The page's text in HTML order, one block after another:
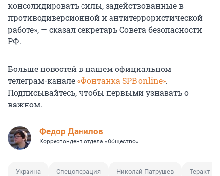
консолидировать силы, задействованные в
противодиверсионной и антитеррористической
работе», — сказал секретарь Совета безопасности
РФ.
Больше новостей в нашем официальном
телеграм-канале«Фонтанка SPB online».
Подписывайтесь, чтобы первыми узнавать о
важном.
Федор Данилов
Корреспондент отдела «Общество»
Украина Спецоперация Николай Патрушев Теракт